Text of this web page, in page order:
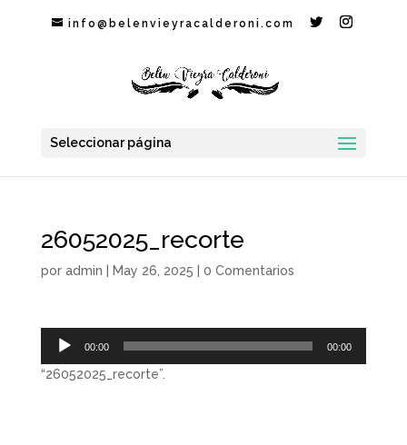
info@belenvieyracalderoni.com
Seleccionar página
26052025_recorte
por admin May 26, 2025 0 Comentarios
Reproductor
audio
00:00 00:00
“26052025_recorte”.